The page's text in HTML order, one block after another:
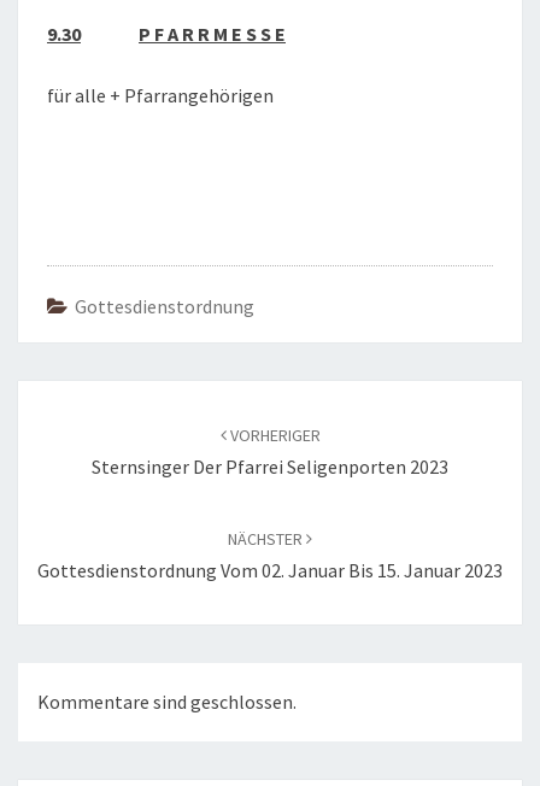
9.30 P F A R R M E S S E
für alle + Pfarrangehörigen
Gottesdienstordnung
VORHERIGER
Sternsinger Der Pfarrei Seligenporten 2023
NÄCHSTER
Gottesdienstordnung Vom 02. Januar Bis 15. Januar 2023
Kommentare sind geschlossen.